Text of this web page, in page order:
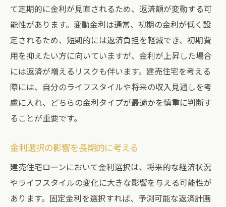
固定金利と変動金利建売住宅に最適な選択は？
それぞれの金利タイプのメリットとデメリ
ット
金利選択が返済プランに与える影響
建売住宅における金利の選び方
長期的視点で選ぶ金利タイプ
変動金利を選ぶ際のリスクマネジメント
建売住宅ローン返済計画の立て方入門
現実的な返済額の設定方法
返済計画における緊急資金の考慮
収入に応じた無理のない返済プラニング
て定期的に金利が見直されるため、返済額が変動する可
能性があります。変動金利は通常、初期の金利が低く設
定されるため、短期的には返済負担を軽減でき、初期費
用を抑えたい方に向いていますが、金利が上昇した場合
には返済が増えるリスクも伴います。建売住宅を考える
際には、自分のライフスタイルや将来の収入見通しを考
慮に入れ、どちらの金利タイプが最適かを慎重に判断す
ることが重要です。
金利選択の影響を長期的に考える
建売住宅ローンにおいて金利選択は、将来的な経済状況
やライフスタイルの変化に大きな影響を与える可能性が
あります。固定金利を選択すれば、予測可能な返済計画